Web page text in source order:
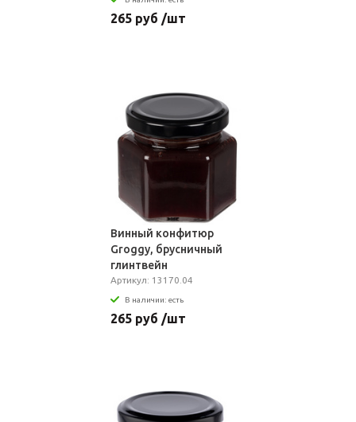
265 руб /шт
Винный конфитюр
Groggy, брусничный
глинтвейн
Артикул: 13170.04
В наличии: есть
265 руб /шт